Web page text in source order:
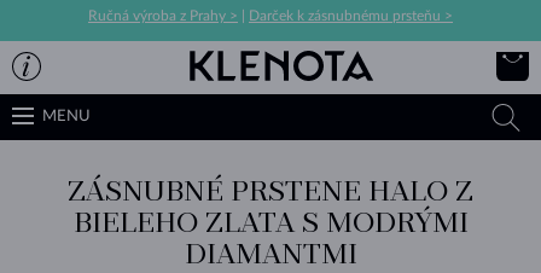
Ručná výroba z Prahy > Darček k zásnubnému prsteňu >
MENU
ZÁSNUBNÉ PRSTENE HALO Z
BIELEHO ZLATA S MODRÝMI
DIAMANTMI